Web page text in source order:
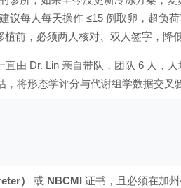
议每人每天操作 ≤15 例取卵，超负荷
植前，必须两人核对、双人签字，降
直由 Dr. Lin 亲自带队，团队 6 人，
将形态学评分与代谢组学数据交叉
） 或 NBCMI
证书，且必须在加